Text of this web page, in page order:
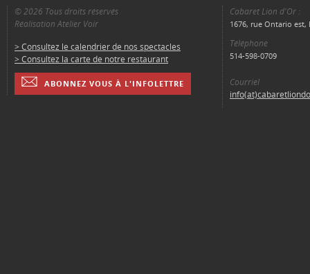
© 2026 Tous droits réservés
Réalisation Atelier Voir
> Consultez le calendrier de nos spectacles
> Consultez la carte de notre restaurant
ABONNEZ VOUS À L'INFOLETTRE
Cabaret Lion d'Or :
1676, rue Ontario est,
Téléphone
514-598-0709
Courriel